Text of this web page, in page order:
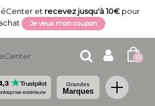
et recevez jusqu'à 10€pour
Je veux mon coupon
0
Grandes
Marques